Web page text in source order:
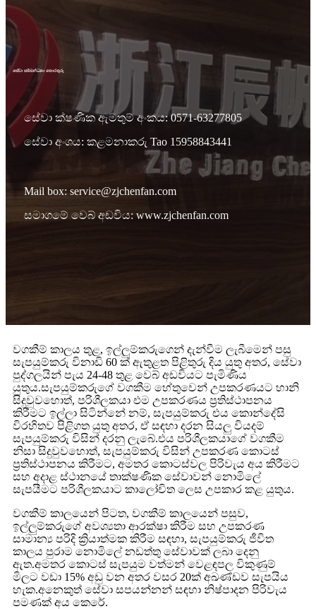
සේවා සම්බන්ධතා තොරතුරු
සේවා ක්ෂණික ඇමතුම් අංකය: 0571-63277805
සේවා අංශය: කළමනාකරු Tao 15958843441
Mail box: service@zjchenfan.com
සමාගමේ වෙබ් අඩවිය: www.zjchenfan.com
වගකීම් කාලය තුළ, ඉල්ලුම්කරුගෙන් දැන්වීම ලැබීමෙන් පසු
සැපයුම්කරු විනාඩි 60 ක් ඇතුළත පිළිතුරු දිය යුතු අතර, සේවා
පුද්ගලයින් පැය 24-48 තුළ වෙබ් අඩවියට පැමිණිය
යුතුය.සැපයුම්කරුගේ වගකීම හේතුවෙන් උපකරණයට හානි
සිදුවුවහොත්, පරිශීලකයා එම උපකරණය ප්‍රතිස්ථාපනය
කිරීමට ඉල්ලා සිටින්නේ නම්, සැපයුම්කරු එය කොන්දේසි
විරහිතව පිළිගත යුතු අතර, ඒ සඳහා දරන සියලු වියදම්
සැපයුම්කරු විසින් දරනු ලැබේ.එය පරිශීලකයාගේ වගකීම
නිසා සිදුවුවහොත්, සැපයුම්කරු විසින් උපකරණ කොටස්
ප්‍රතිස්ථාපනය කිරීමට, අමතර කොටස්වල පිරිවැය අය කිරීමට
සහ අදාළ ස්ථානයේ තාක්ෂණික සේවාවන් නොමිලේ
සැපයීමට පරිශීලකයාට කාලෝචිත ලෙස උපකාර කළ යුතුය.
වගකීම් කාලයෙන් පිටත, වගකීම් කාලයෙන් පසුව,
ඉල්ලුම්කරුගේ අවශ්‍යතා ආරක්ෂා කිරීම සහ උපකරණ
සාමාන්‍ය පරිදි ක්‍රියාත්මක කිරීම සඳහා, සැපයුම්කරු ජීවිත
කාලය පුරාම නොමිලේ නඩත්තු සේවාවක් ලබා දෙනු
ඇත.අමතර කොටස් සැපයුම වත්මන් වෙළඳපල විකුණුම්
මිලට වඩා 15% අඩු වන අතර වසර 20ක් අඛණ්ඩව සැපයිය
හැක.අනෙකුත් සේවා සපයන්නන් සඳහා නිෂ්පාදන පිරිවැය
පමණක් අය කෙරේ.